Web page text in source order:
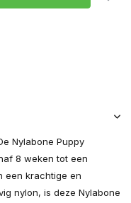
Nylabone Puppy
8 weken tot een
een krachtige en
nylon, is deze Nylabone